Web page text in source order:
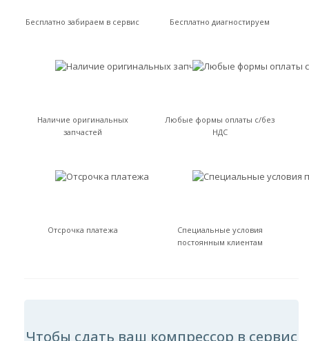
Бесплатно забираем в сервис Бесплатно диагностируем
Наличие оригинальных
запчастей
Любые формы оплаты с/без
НДС
Отсрочка платежа
Специальные условия
постоянным клиентам
Чтобы сдать ваш компрессор в сервис